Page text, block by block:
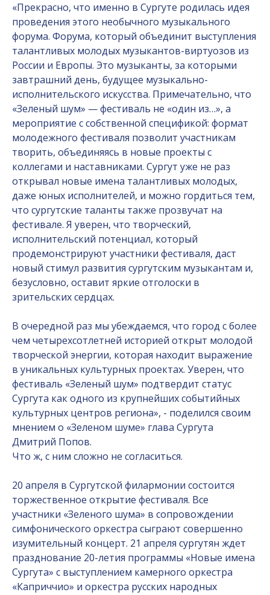
«Прекрасно, что именно в Сургуте родилась идея
проведения этого необычного музыкального
форума. Форума, который объединит выступления
талантливых молодых музыкантов-виртуозов из
России и Европы. Это музыканты, за которыми
завтрашний день, будущее музыкально-
исполнительского искусства. Примечательно, что
«Зеленый шум» — фестиваль не «один из…», а
мероприятие с собственной спецификой: формат
молодежного фестиваля позволит участникам
творить, объединяясь в новые проекты с
коллегами и наставниками. Сургут уже не раз
открывал новые имена талантливых молодых,
даже юных исполнителей, и можно гордиться тем,
что сургутские таланты также прозвучат на
фестивале. Я уверен, что творческий,
исполнительский потенциал, который
продемонстрируют участники фестиваля, даст
новый стимул развития сургутским музыкантам и,
безусловно, оставит яркие отголоски в
зрительских сердцах.
В очередной раз мы убеждаемся, что город с более
чем четырехсотлетней историей открыт молодой
творческой энергии, которая находит выражение
в уникальных культурных проектах. Уверен, что
фестиваль «Зеленый шум» подтвердит статус
Сургута как одного из крупнейших событийных
культурных центров региона», - поделился своим
мнением о «Зеленом шуме» глава Сургута
Дмитрий Попов.
Что ж, с ним сложно не согласиться.
20 апреля в Сургутской филармонии состоится
торжественное открытие фестиваля. Все
участники «Зеленого шума» в сопровождении
симфонического оркестра сыграют совершенно
изумительный концерт. 21 апреля сургутян ждет
празднование 20-летия программы «Новые имена
Сургута» с выступлением камерного оркестра
«Каприччио» и оркестра русских народных